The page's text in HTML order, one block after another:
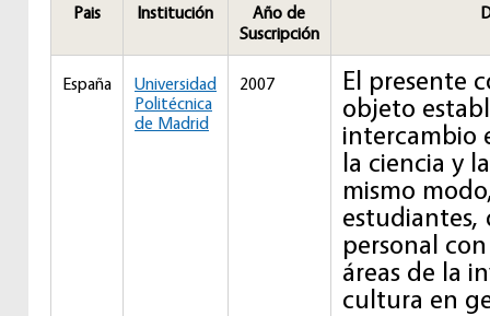
Pais Institución
Año de
Suscripción
España
Universidad
Politécnica
de Madrid
2007
El presente
objeto
intercambio
la ciencia y
mismo
estudiantes,
personal
áreas de la
cultura en